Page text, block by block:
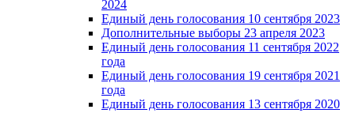
2024
Единый день голосования 10 сентября 2023
Дополнительные выборы 23 апреля 2023
Единый день голосования 11 сентября 2022
года
Единый день голосования 19 сентября 2021
года
Единый день голосования 13 сентября 2020